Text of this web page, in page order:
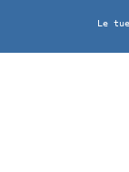
Le